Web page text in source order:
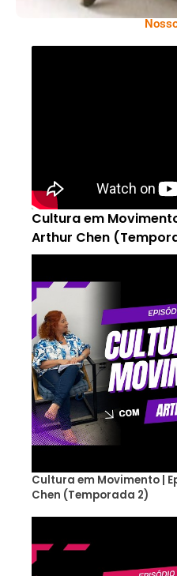
Cultura em
Arthur Chen
Cultura em Movimento |
Chen (Temporada 2)